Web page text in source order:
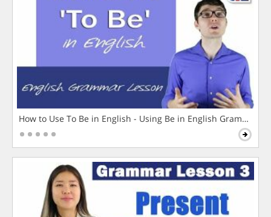
How to Use To Be in English - Using Be in English Grammar